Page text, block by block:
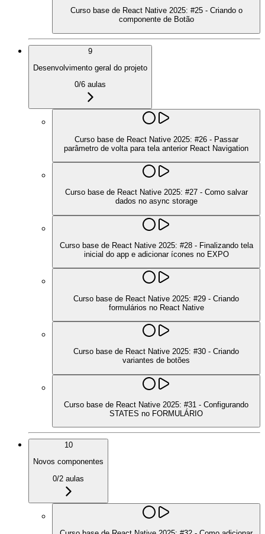
Curso base de React Native 2025: #25 - Criando o
componente de Botão
9
Desenvolvimento geral do projeto
0/6 aulas
Curso base de React Native 2025: #26 - Passar
parâmetro de volta para tela anterior React Navigation
Curso base de React Native 2025: #27 - Como salvar
dados no async storage
Curso base de React Native 2025: #28 - Finalizando tela
inicial do app e adicionar ícones no EXPO
Curso base de React Native 2025: #29 - Criando
formulários no React Native
Curso base de React Native 2025: #30 - Criando
variantes de botões
Curso base de React Native 2025: #31 - Configurando
STATES no FORMULÁRIO
10
Novos componentes
0/2 aulas